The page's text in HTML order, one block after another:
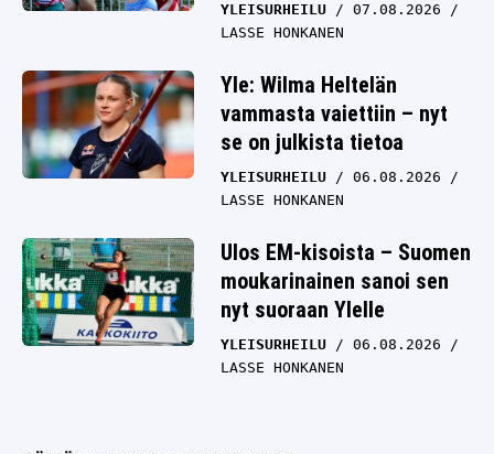
YLEISURHEILU
07.08.2026
LASSE HONKANEN
Yle: Wilma Heltelän
vammasta vaiettiin – nyt
se on julkista tietoa
YLEISURHEILU
06.08.2026
LASSE HONKANEN
Ulos EM-kisoista – Suomen
moukarinainen sanoi sen
nyt suoraan Ylelle
YLEISURHEILU
06.08.2026
LASSE HONKANEN